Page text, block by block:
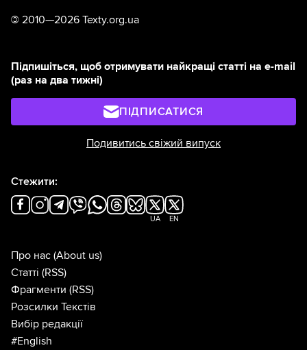
© 2010—2026 Texty.org.ua
Підпишіться, щоб отримувати найкращі статті на e-mail
(раз на два тижні)
ПІДПИСАТИСЯ
Подивитись свіжий випуск
Стежити:
UA EN
Про нас (About us)
Статті (RSS)
Фрагменти (RSS)
Розсилки Текстів
Вибір редакції
#English